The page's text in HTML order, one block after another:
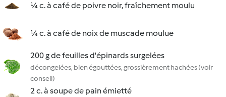
¼ c. à café de poivre noir, fraîchement moulu
¼ c. à café de noix de muscade moulue
200 g de feuilles d'épinards surgelées
décongelées, bien égouttées, grossièrement hachées (voir
conseil)
2 c. à soupe de pain émietté